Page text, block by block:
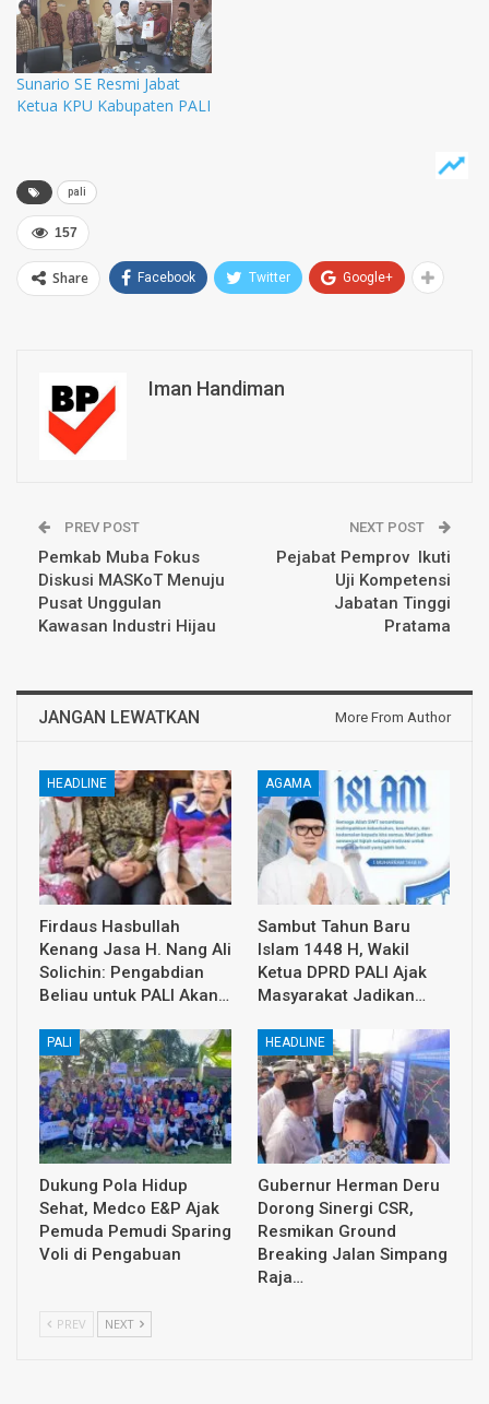
Sunario SE Resmi Jabat
Ketua KPU Kabupaten PALI
pali
157
Share Facebook Twitter Google+
Iman Handiman
PREV POST
Pemkab Muba Fokus
Diskusi MASKoT Menuju
Pusat Unggulan
Kawasan Industri Hijau
NEXT POST
Pejabat Pemprov Ikuti
Uji Kompetensi
Jabatan Tinggi
Pratama
JANGAN LEWATKAN More From Author
HEADLINE
Firdaus Hasbullah
Kenang Jasa H. Nang Ali
Solichin: Pengabdian
Beliau untuk PALI Akan…
AGAMA
Sambut Tahun Baru
Islam 1448 H, Wakil
Ketua DPRD PALI Ajak
Masyarakat Jadikan…
PALI
Dukung Pola Hidup
Sehat, Medco E&P Ajak
Pemuda Pemudi Sparing
Voli di Pengabuan
HEADLINE
Gubernur Herman Deru
Dorong Sinergi CSR,
Resmikan Ground
Breaking Jalan Simpang
Raja…
PREV NEXT